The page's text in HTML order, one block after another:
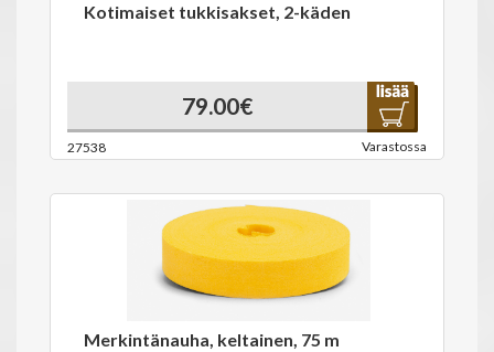
Kotimaiset tukkisakset, 2-käden
79.00€
27538 Varastossa
Merkintänauha, keltainen, 75 m